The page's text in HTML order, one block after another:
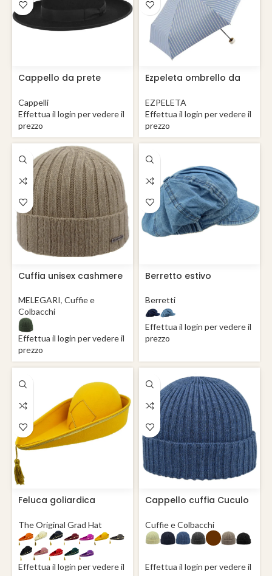
Cappello da prete
Cappelli
Effettua il login per vedere il
prezzo
Ezpeleta ombrello da
confezione da 8
ombrelli
EZPELETA
Effettua il login per vedere il
prezzo
Cuffia unisex cashmere
MELEGARI, Cuffie e
Colbacchi
Effettua il login per vedere il
prezzo
Berretto estivo
Denim
Berretti
Effettua il login per vedere il
prezzo
Feluca goliardica
The Original Grad Hat
Effettua il login per vedere il
Cappello cuffia Cuculo
Como
Cuffie e Colbacchi
Effettua il login per vedere il